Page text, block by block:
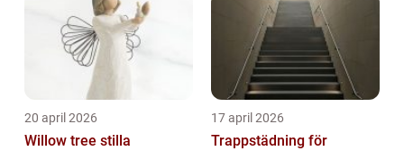
20 april 2026
Willow tree stilla
17 april 2026
Trappstädning för